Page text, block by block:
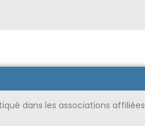
dans les associations affiliées